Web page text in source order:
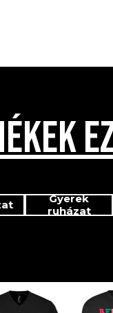
Gyerek
ruházat